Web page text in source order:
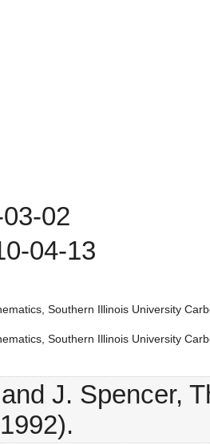
02
04-13
Southern Illinois University
Southern Illinois University
J. Spencer,